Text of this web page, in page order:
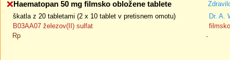
Haematopan 50 mg filmsko obložene tablete
škatla z 20 tabletami (2 x 10 tablet v pretisnem omotu)
Dr. A.
B03AA07 železov(II) sulfat
Rp
-